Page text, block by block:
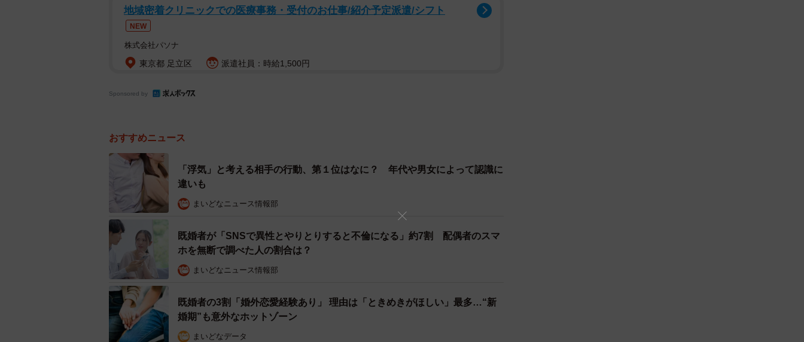
が54.0％と半数を超えた一方、既婚女性は25.5％にとどまり、特に男性において「結婚した
からといって、他者への恋愛感情のスイッチが完全にオフになるわけではない」という、男
心のリアルな実態がうかがえました。
3/4
理想の相手が現れた場合、その人と不倫関係になる可能性があるか（提供画像）
「もし理想の相手が現れたら、不倫関係になる可能性はありますか」という質問に対して
「不倫関係になる可能性がある」と答えた割合は、既婚男性が36.5％、既婚女性が13.5％と
地域密着クリニックでの医療事務・受付のお仕事/紹介予定派遣/シフト
NEW
株式会社パソナ
東京都 足立区 派遣社員：時給1,500円
Sponsored by
おすすめニュース
「浮気」と考える相手の行動、第１位はなに？ 年代や男女によって認識に
違いも
まいどなニュース情報部
既婚者が「SNSで異性とやりとりすると不倫になる」約7割 配偶者のスマ
ホを無断で調べた人の割合は？
まいどなニュース情報部
既婚者の3割「婚外恋愛経験あり」 理由は「ときめきがほしい」最多…“新
婚期”も意外なホットゾーン
まいどなデータ